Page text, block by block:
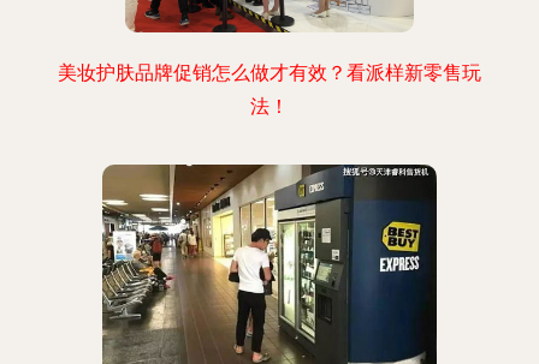
美妆护肤品牌促销怎么做才有效？看派样新零售玩
法！